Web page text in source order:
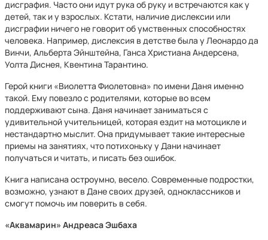
дисграфия. Часто они идут рука об руку и встречаются как у
детей, так и у взрослых. Кстати, наличие дислексии или
дисграфии ничего не говорит об умственных способностях
человека. Например, дислексия в детстве была у Леонардо да
Винчи, Альберта Эйнштейна, Ганса Христиана Андерсена,
Уолта Диснея, Квентина Тарантино.
Герой книги «Виолетта Фиолетовна» по имени Даня именно
такой. Ему повезло с родителями, которые во всем
поддерживают сына. Даня начинает заниматься с
удивительной учительницей, которая ездит на мотоцикле и
нестандартно мыслит. Она придумывает такие интересные
приемы на занятиях, что потихоньку у Дани начинает
получаться и читать, и писать без ошибок.
Книга написана остроумно, весело. Современные подростки,
возможно, узнают в Дане своих друзей, одноклассников и
смогут помочь им поверить в себя.
«Аквамарин» Андреаса Эшбаха